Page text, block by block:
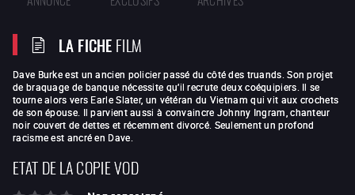
LA FICHEFILM
Dave Burke est un ancien policier passé du côté des truands. Son projet
de braquage de banque nécessite qu’il recrute deux coéquipiers. Il se
tourne alors vers Earle Slater, un vétéran du Vietnam qui vit aux crochets
de son épouse. Il parvient aussi à convaincre Johnny Ingram, chanteur
noir couvert de dettes et récemment divorcé. Seulement un profond
racisme est ancré en Dave.
ETAT DE LA COPIE VOD